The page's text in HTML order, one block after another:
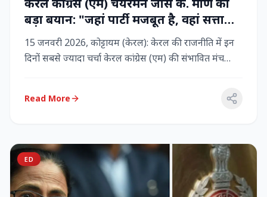
बड़ा बयान: "जहां पार्टी मजबूत है, वहां सत्ता
बनी रहेगी" – LDF के साथ बने रहने पर जोर
15 जनवरी 2026, कोट्टायम (केरल): केरल की राजनीति में इन
दिनों सबसे ज्यादा चर्चा केरल कांग्रेस (एम) की संभावित मंच
Read More
ED